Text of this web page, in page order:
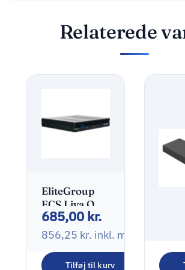
Relaterede
EliteGroup
ECS Liva One
H610 SFF
Barebone
LGA1700
0GB No-OS
685,00 kr.
856,25 kr. inkl. moms
Tilføj til kurv